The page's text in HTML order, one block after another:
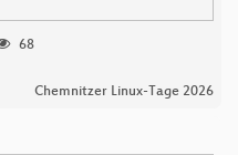
68
Chemnitzer Linux-Tage 2026